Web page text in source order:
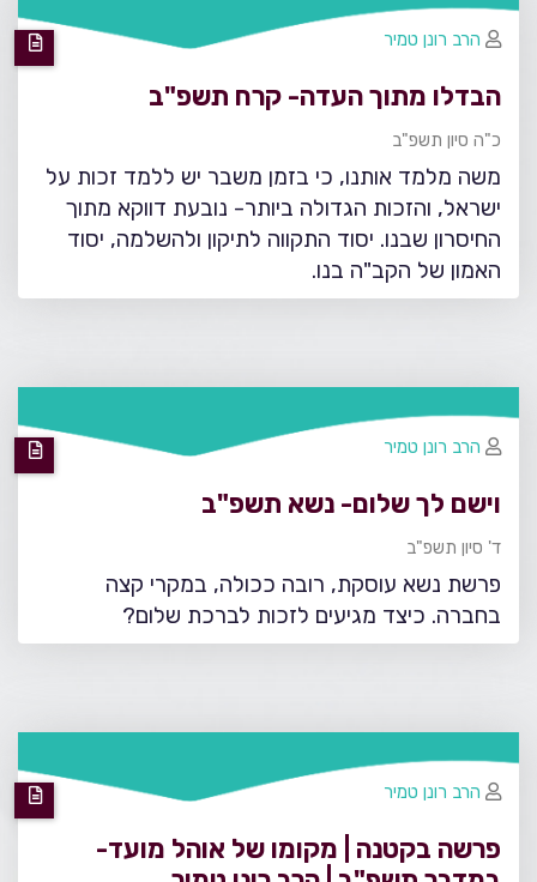
הבדלו מתוך העדה- קרח תשפ"ב
כ"ה סיון תשפ"ב
משה מלמד אותנו, כי בזמן משבר יש ללמד זכות על
ישראל, והזכות הגדולה ביותר- נובעת דווקא מתוך
החיסרון שבנו. יסוד התקווה לתיקון ולהשלמה, יסוד
האמון של הקב"ה בנו.
הרב רונן טמיר
וישם לך שלום- נשא תשפ"ב
ד' סיון תשפ"ב
פרשת נשא עוסקת, רובה ככולה, במקרי קצה
בחברה. כיצד מגיעים לזכות לברכת שלום?
הרב רונן טמיר
פרשה בקטנה | מקומו של אוהל מועד-
הרב רונן טמיר